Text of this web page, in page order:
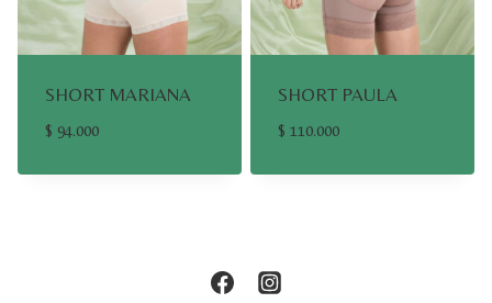
SHORT MARIANA
$ 94.000
SHORT PAULA
$ 110.000